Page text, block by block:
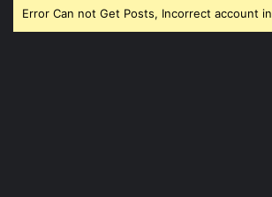
Error Can not Get Posts, Incorrect account